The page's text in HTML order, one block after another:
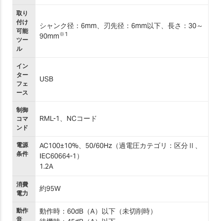
取り
付け
可能
ツー
ル
シャンク径：6mm、刃先径：6mm以下、長さ：30～
90mm※1
イン
ター
フェ
ース
USB
制御
コマ
ンド
RML-1、NCコード
電源
条件
AC100±10%、50/60Hz（過電圧カテゴリ：区分Ⅱ、
IEC60664-1）
1.2A
消費
電力
約95W
動作
音
動作時：60dB（A）以下（未切削時）